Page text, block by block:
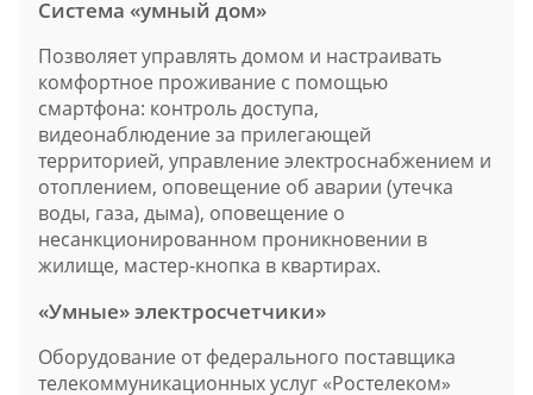
Система «умный дом»
Позволяет управлять домом и настраивать
комфортное проживание с помощью
смартфона: контроль доступа,
видеонаблюдение за прилегающей
территорией, управление электроснабжением и
отоплением, оповещение об аварии (утечка
воды, газа, дыма), оповещение о
несанкционированном проникновении в
жилище, мастер-кнопка в квартирах.
«Умные» электросчетчики»
Оборудование от федерального поставщика
телекоммуникационных услуг «Ростелеком»